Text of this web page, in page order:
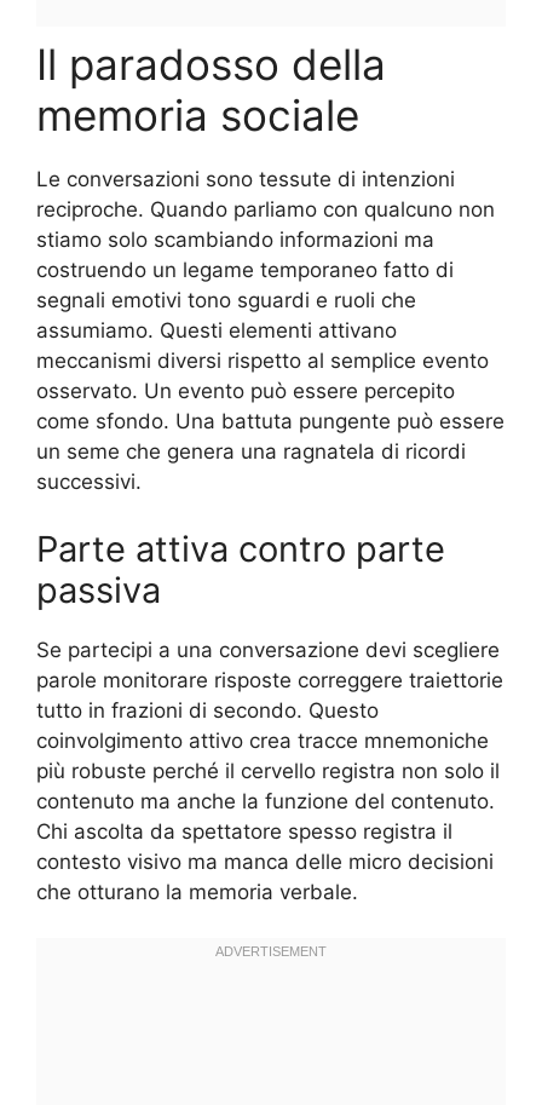
Il paradosso della
memoria sociale
Le conversazioni sono tessute di intenzioni
reciproche. Quando parliamo con qualcuno non
stiamo solo scambiando informazioni ma
costruendo un legame temporaneo fatto di
segnali emotivi tono sguardi e ruoli che
assumiamo. Questi elementi attivano
meccanismi diversi rispetto al semplice evento
osservato. Un evento può essere percepito
come sfondo. Una battuta pungente può essere
un seme che genera una ragnatela di ricordi
successivi.
Parte attiva contro parte
passiva
Se partecipi a una conversazione devi scegliere
parole monitorare risposte correggere traiettorie
tutto in frazioni di secondo. Questo
coinvolgimento attivo crea tracce mnemoniche
più robuste perché il cervello registra non solo il
contenuto ma anche la funzione del contenuto.
Chi ascolta da spettatore spesso registra il
contesto visivo ma manca delle micro decisioni
che otturano la memoria verbale.